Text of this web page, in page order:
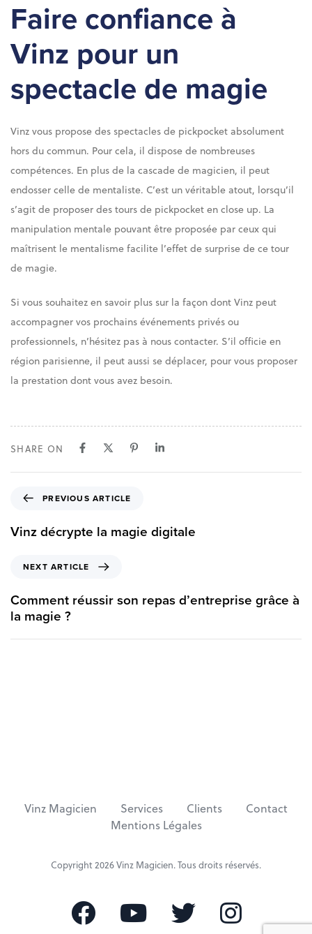
Faire confiance à
Vinz pour un
spectacle de magie
Vinz vous propose des spectacles de pickpocket absolument
hors du commun. Pour cela, il dispose de nombreuses
compétences. En plus de la cascade de magicien, il peut
endosser celle de mentaliste. C’est un véritable atout, lorsqu’il
s’agit de proposer des tours de pickpocket en close up. La
manipulation mentale pouvant être proposée par ceux qui
maîtrisent le mentalisme facilite l’effet de surprise de ce tour
de magie.
Si vous souhaitez en savoir plus sur la façon dont Vinz peut
accompagner vos prochains événements privés ou
professionnels, n’hésitez pas à nous contacter. S’il officie en
région parisienne, il peut aussi se déplacer, pour vous proposer
la prestation dont vous avez besoin.
SHARE ON
e
v
s
A
r
PREVIOUS ARTICLE
Vinz décrypte la magie digitale
x
t
r
NEXT ARTICLE
Comment réussir son repas d’entreprise grâce à
la magie ?
Vinz Magicien Services Clients
Contact
Mentions Légales
Copyright 2026Vinz Magicien. Tous droits réservés.